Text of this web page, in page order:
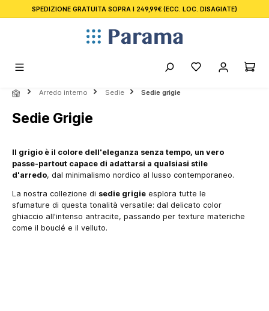
principale
SPEDIZIONE GRATUITA SOPRA I 249,99€ (ECC. LOC. DISAGIATE)
Arredo interno Sedie Sedie grigie
Sedie Grigie
Il grigio è il colore dell'eleganza senza tempo, un vero
passe-partout capace di adattarsi a qualsiasi stile
d'arredo, dal minimalismo nordico al lusso contemporaneo.
La nostra collezione di sedie grigie esplora tutte le
sfumature di questa tonalità versatile: dal delicato color
ghiaccio all'intenso antracite, passando per texture materiche
come il bouclé e il velluto.